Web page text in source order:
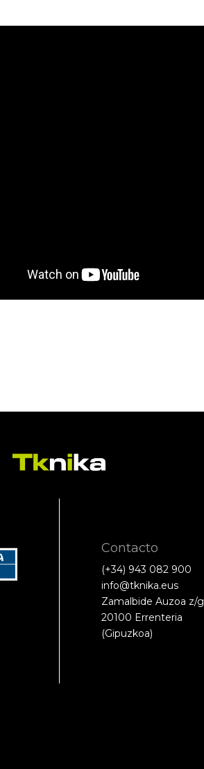
Contacto
(+34) 943 082 900
info@tknika.eus
Zamalbide Auzoa z/g
20100 Errenteria
(Gipuzkoa)